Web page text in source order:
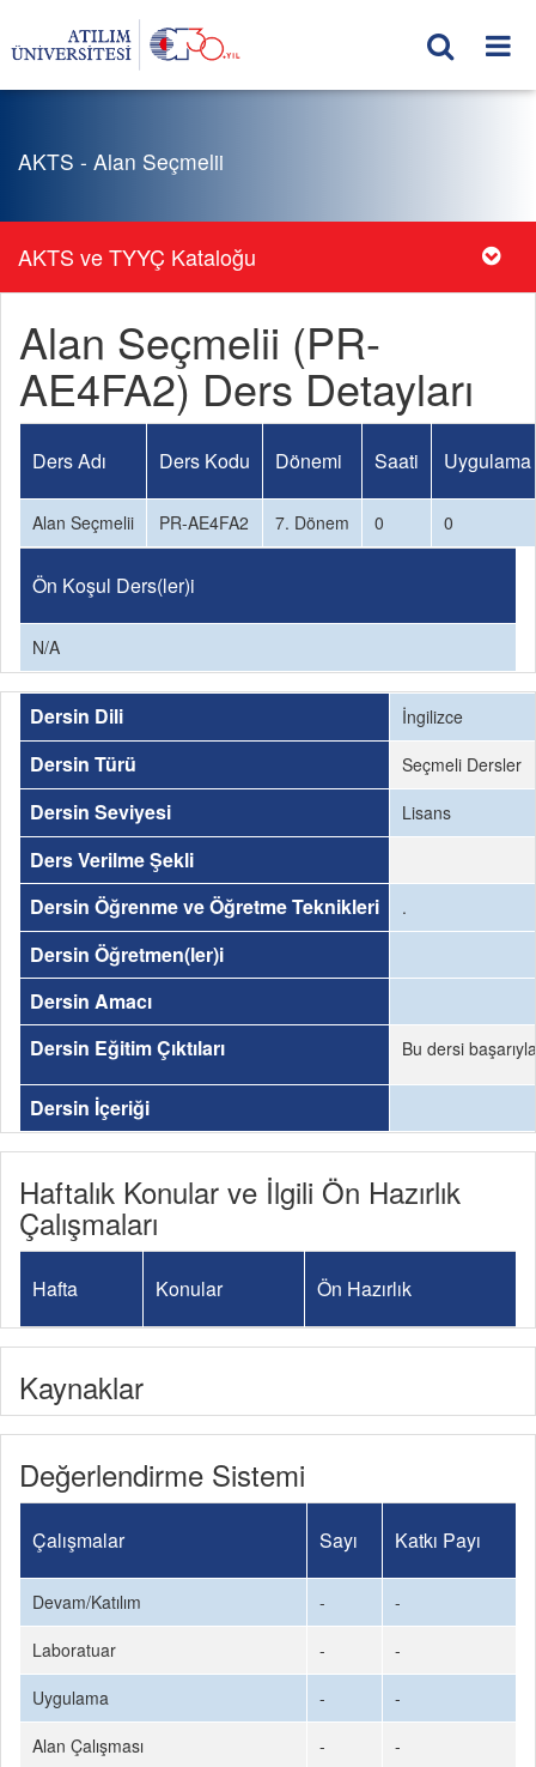
AKTS - Alan Seçmelii
AKTS ve TYYÇ Kataloğu
Alan Seçmelii (PR-
AE4FA2) Ders Detayları
Ders Adı Ders Kodu Dönemi Saati
Alan Seçmelii PR-AE4FA2 7. Dönem 0 0
Ön Koşul Ders(ler)i
N/A
Dersin Dili İngilizce
Dersin Türü Seçmeli Dersler
Dersin Seviyesi Lisans
Ders Verilme Şekli
Dersin Öğrenme ve Öğretme Teknikleri
.
Dersin Öğretmen(ler)i
Dersin Amacı
Dersin Eğitim Çıktıları
Bu dersi
Dersin İçeriği
Haftalık Konular ve İlgili Ön Hazırlık
Çalışmaları
Hafta Konular Ön Hazırlık
Kaynaklar
Değerlendirme Sistemi
Çalışmalar Sayı Katkı Payı
Devam/Katılım -
-
Laboratuar
-
-
Uygulama
-
-
Alan Çalışması
-
-